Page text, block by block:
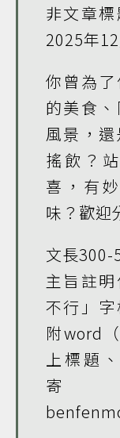
非文章
2025年12
你曾為
的美食
風景，
搖飲？
喜，有
味？歡迎
文長
主旨註
不行」
附word
上標題